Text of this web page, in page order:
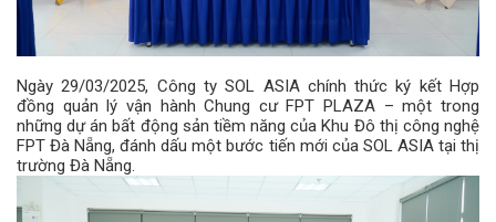
Ngày 29/03/2025, Công ty SOL ASIA chính thức ký kết Hợp
đồng quản lý vận hành Chung cư FPT PLAZA – một trong
những dự án bất động sản tiềm năng của Khu Đô thị công nghệ
FPT Đà Nẵng, đánh dấu một bước tiến mới của SOL ASIA tại thị
trường Đà Nẵng.